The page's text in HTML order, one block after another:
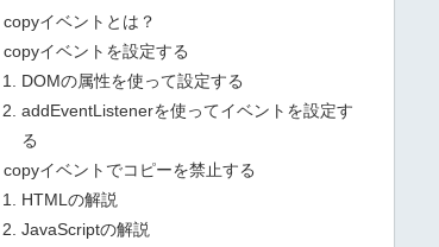
copyイベントとは？
copyイベントを設定する
DOMの属性を使って設定する
addEventListenerを使ってイベントを設定す
る
copyイベントでコピーを禁止する
HTMLの解説
JavaScriptの解説